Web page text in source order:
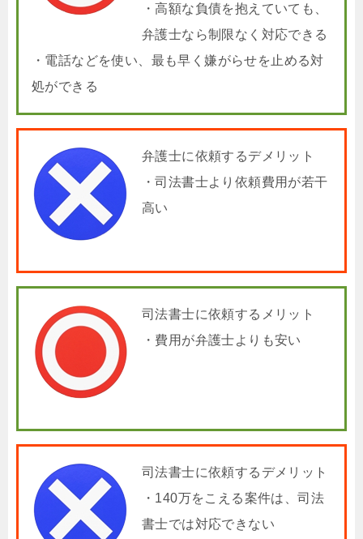
・高額な負債を抱えていても、
弁護士なら制限なく対応できる
・電話などを使い、最も早く嫌がらせを止める対
処ができる
弁護士に依頼するデメリット
・司法書士より依頼費用が若干
高い
司法書士に依頼するメリット
・費用が弁護士よりも安い
司法書士に依頼するデメリット
・140万をこえる案件は、司法
書士では対応できない